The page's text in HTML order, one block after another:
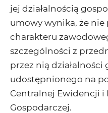
jej działalnością
umowy wynika, że
charakteru
szczególności z
przez nią działalności
udostępnionego na
Centralnej Ewidencji i
Gospodarczej.